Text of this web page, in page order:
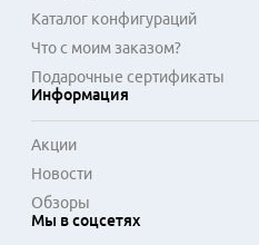
Каталог конфигураций
Что с моим заказом?
Подарочные сертификаты
Информация
Акции
Новости
Обзоры
Мы в соцсетях